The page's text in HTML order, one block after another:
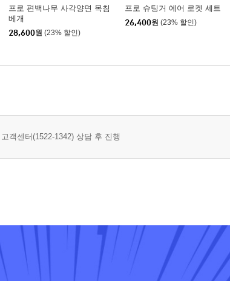
프로 편백나무 사각양면 목침
베개
28,600원 (23% 할인)
프로 슈팅거 에어 로켓 세트
26,400원 (23% 할인)
고객센터(1522-1342) 상담 후 진행